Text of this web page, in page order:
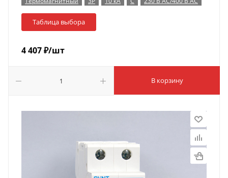
Таблица выбора
4 407₽/шт
В корзину